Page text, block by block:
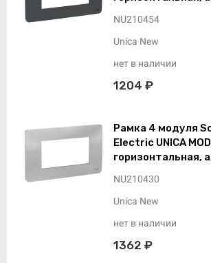
NU210454
Unica New
нет в наличии
1204 ₽
Рамка 4 модуля
Electric UNICA
горизонтальная,
NU210430
Unica New
нет в наличии
1362 ₽